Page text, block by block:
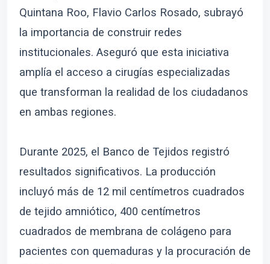
Quintana Roo, Flavio Carlos Rosado, subrayó
la importancia de construir redes
institucionales. Aseguró que esta iniciativa
amplía el acceso a cirugías especializadas
que transforman la realidad de los ciudadanos
en ambas regiones.
Durante 2025, el Banco de Tejidos registró
resultados significativos. La producción
incluyó más de 12 mil centímetros cuadrados
de tejido amniótico, 400 centímetros
cuadrados de membrana de colágeno para
pacientes con quemaduras y la procuración de